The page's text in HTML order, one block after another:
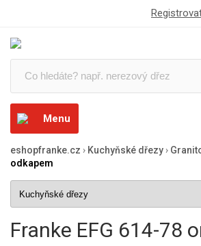
Menu
eshopfranke.cz › Kuchyňské dřezy›
odkapem
Franke EFG 614-78